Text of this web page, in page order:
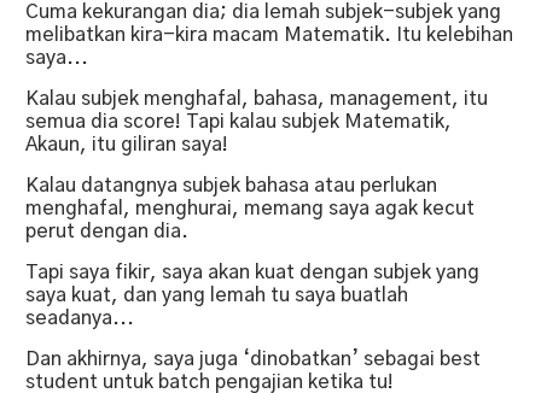
Cuma kekurangan dia; dia lemah subjek-subjek yang
melibatkan kira-kira macam Matematik. Itu kelebihan
saya...
Kalau subjek menghafal, bahasa, management, itu
semua dia score! Tapi kalau subjek Matematik,
Akaun, itu giliran saya!
Kalau datangnya subjek bahasa atau perlukan
menghafal, menghurai, memang saya agak kecut
perut dengan dia.
Tapi saya fikir, saya akan kuat dengan subjek yang
saya kuat, dan yang lemah tu saya buatlah
seadanya...
Dan akhirnya, saya juga ‘dinobatkan’ sebagai best
student untuk batch pengajian ketika tu!